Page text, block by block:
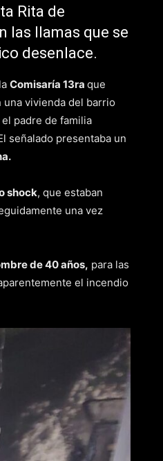
Rita de
las llamas que se
desenlace.
Comisaría 13ra que
vivienda del barrio
padre de familia
señalado presentaba un
shock, que estaban
una vez
de 40 años, para las
el incendio